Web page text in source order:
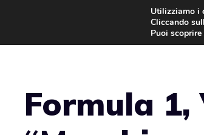
contenuto
Formula
Utilizziamo i
Cliccando
Puoi